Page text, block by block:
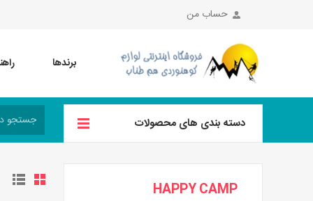
حساب من
برندها
دسته بندی های محصولات
HAPPY CAMP